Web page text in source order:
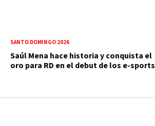
SANTO DOMINGO 2026
Saúl Mena hace historia y conquista el
oro para RD en el debut de los e-sports